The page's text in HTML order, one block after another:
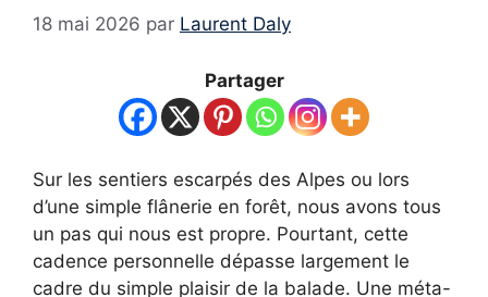
18 mai 2026 par Laurent Daly
Partager
Sur les sentiers escarpés des Alpes ou lors
d’une simple flânerie en forêt, nous avons tous
un pas qui nous est propre. Pourtant, cette
cadence personnelle dépasse largement le
cadre du simple plaisir de la balade. Une méta-